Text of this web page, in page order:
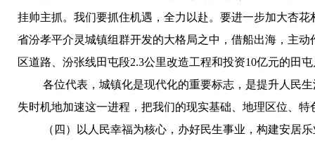
挂帅主抓。我们要抓住机遇，全力以赴。要进一步加大杏花
省汾孝平介灵城镇组群开发的大格局之中，借船出海，主
区道路、汾张线田屯段2.3公里改造工程和投资10亿元的田
各位代表，城镇化是现代化的重要标志，是提升人民
失时机地加速这一进程，把我们的现实基础、地理区位、
（四）
以人民幸福为核心，办好民生事业，构建安居